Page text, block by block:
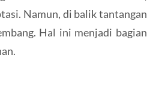
Namun, di balik tantangan
Hal ini menjadi bagian